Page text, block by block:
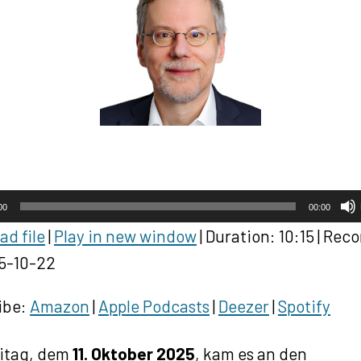
00:00
file| Play in new window| Duration: 10:15|
10-22
Amazon | Apple Podcasts | Deezer|Spotify
dem11. Oktober 2025, kam es an den